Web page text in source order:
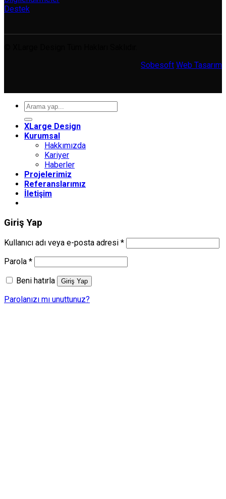
Destek
Sobesoft Web Tasarım
Ara:
XLarge Design
Kurumsal
Hakkımızda
Kariyer
Haberler
Projelerimiz
Referanslarımız
İletişim
Giriş Yap
Kullanıcı adı veya e-posta adresi *Gerekli
Parola *Gerekli
Beni hatırla Giriş Yap
Parolanızı mı unuttunuz?